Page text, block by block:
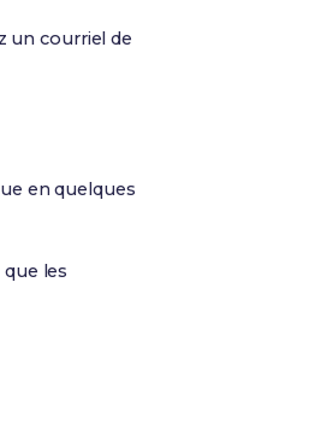
un courriel de
en quelques
les